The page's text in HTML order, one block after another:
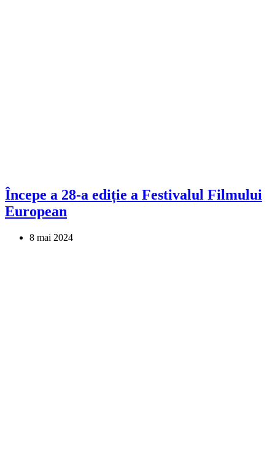
Începe a 28-a ediție a Festivalul Filmului
European
8 mai 2024